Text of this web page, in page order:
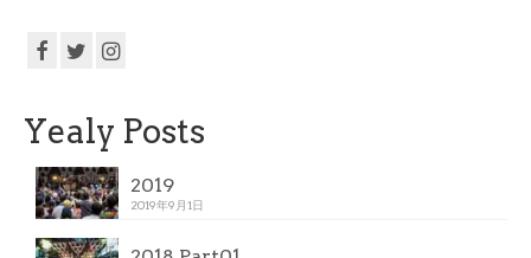
Yealy Posts
2019
2019年9月1日